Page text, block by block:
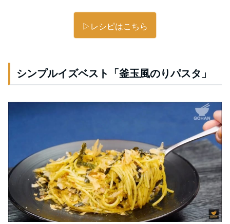
▷レシピはこちら
シンプルイズベスト「釜玉風のりパスタ」